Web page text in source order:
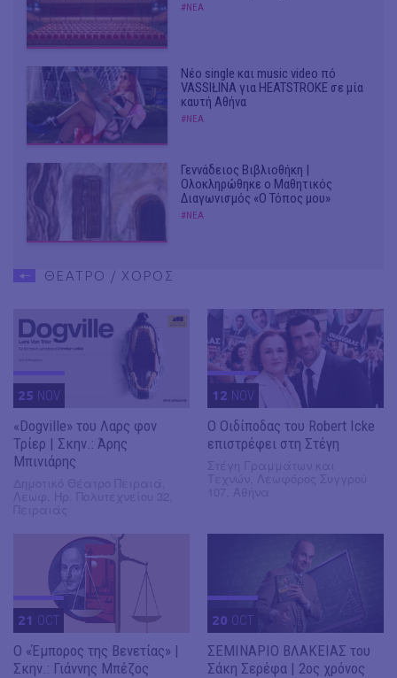
#ΝΕΑ
Νέο single και music video πό
VASSIŁINA για HEATSTROKE σε μία
καυτή Αθήνα
#ΝΕΑ
Γεννάδειος Βιβλιοθήκη |
Ολοκληρώθηκε ο Μαθητικός
Διαγωνισμός «Ο Τόπος μου»
#ΝΕΑ
ΘΕΑΤΡΟ / ΧΟΡΟΣ
25 NOV
«Dogville» του Λαρς φον
Τρίερ | Σκην.: Άρης
Μπινιάρης
12 NOV
O Οιδίποδας του Robert Icke
επιστρέφει στη Στέγη
21 OCT
Ο «Έμπορος της Βενετίας» |
Σκην.: Γιάννης Μπέζος
20 OCT
ΣΕΜΙΝΑΡΙΟ ΒΛΑΚΕΙΑΣ του
Σάκη Σερέφα | 2ος χρόνος